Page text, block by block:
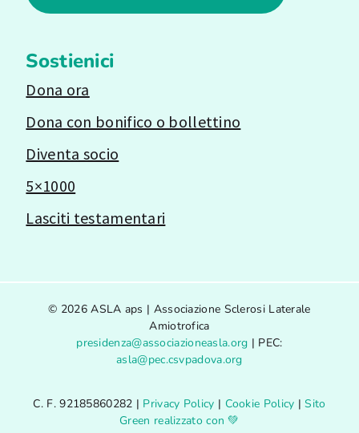
Sostienici
Dona ora
Dona con bonifico o bollettino
Diventa socio
5×1000
Lasciti testamentari
© 2026 ASLA aps | Associazione Sclerosi Laterale
Amiotrofica
presidenza@associazioneasla.org | PEC:
asla@pec.csvpadova.org
C. F. 92185860282 | Privacy Policy | Cookie Policy |Sito
Green realizzato con 💚